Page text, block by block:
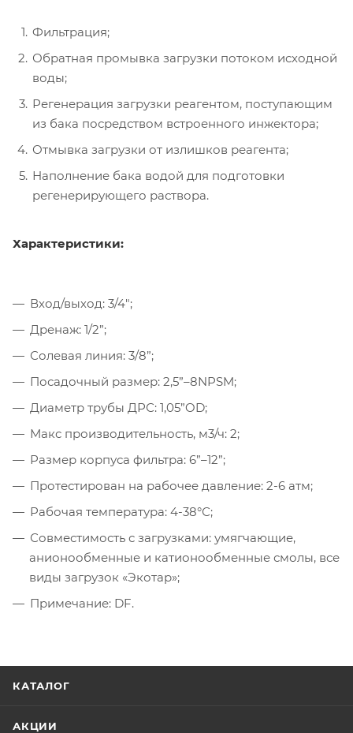
Фильтрация;
Обратная промывка загрузки потоком исходной
воды;
Регенерация загрузки реагентом, поступающим
из бака посредством встроенного инжектора;
Отмывка загрузки от излишков реагента;
Наполнение бака водой для подготовки
регенерирующего раствора.
Характеристики:
Вход/выход: 3/4";
Дренаж: 1/2”;
Солевая линия: 3/8”;
Посадочный размер: 2,5”–8NPSM;
Диаметр трубы ДРС: 1,05”OD;
Макс производительность, м3/ч: 2;
Размер корпуса фильтра: 6”–12”;
Протестирован на рабочее давление: 2-6 атм;
Рабочая температура: 4-38°С;
Совместимость с загрузками: умягчающие,
анионообменные и катионообменные смолы, все
виды загрузок «Экотар»;
Примечание: DF.
КАТАЛОГ
АКЦИИ